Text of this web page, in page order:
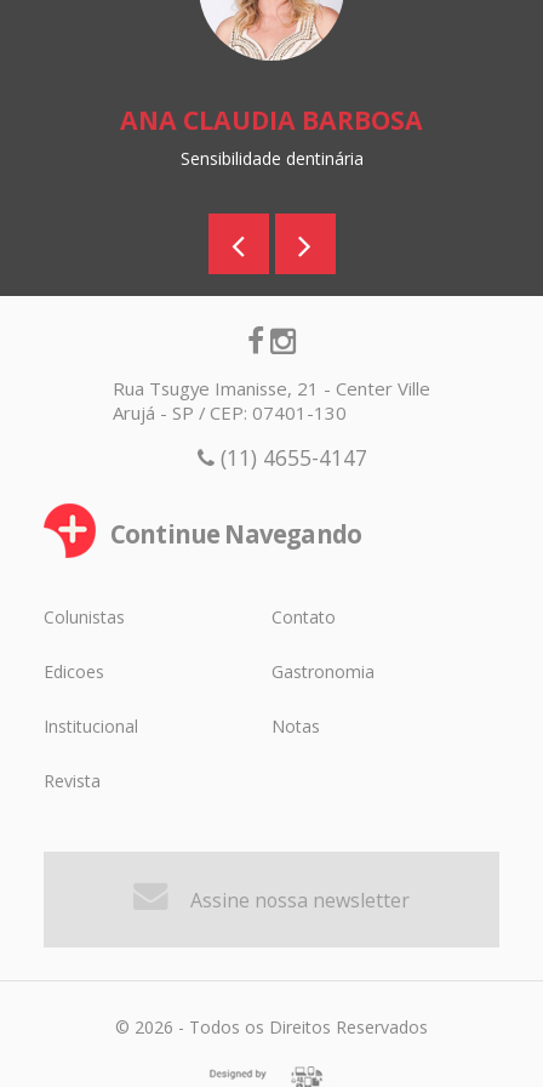
ANA CLAUDIA BARBOSA
Sensibilidade dentinária
Rua Tsugye Imanisse, 21 - Center Ville
Arujá - SP / CEP: 07401-130
(11) 4655-4147
Continue Navegando
Colunistas Contato
Edicoes Gastronomia
Institucional Notas
Revista
Assine nossa newsletter
© 2026 - Todos os Direitos Reservados